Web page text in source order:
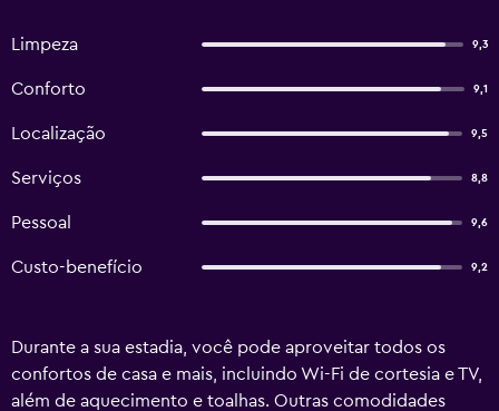
Limpeza 9,3
Conforto 9,1
Localização 9,5
Serviços 8,8
Pessoal 9,6
Custo-benefício 9,2
Durante a sua estadia, você pode aproveitar todos os
confortos de casa e mais, incluindo Wi-Fi de cortesia e TV,
além de aquecimento e toalhas. Outras comodidades